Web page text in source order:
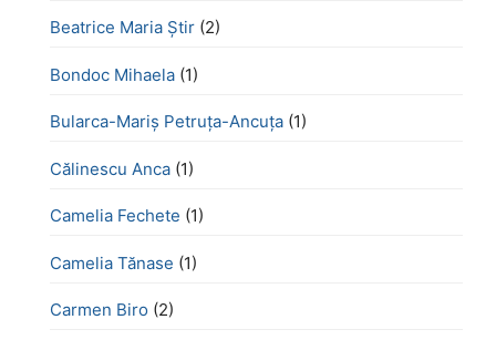
Beatrice Maria Știr (2)
Bondoc Mihaela (1)
Bularca-Mariș Petruța-Ancuța (1)
Călinescu Anca (1)
Camelia Fechete (1)
Camelia Tănase (1)
Carmen Biro (2)